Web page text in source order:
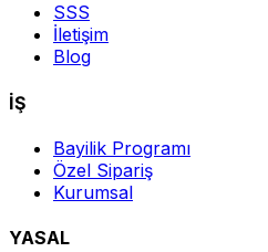
SSS
İletişim
Blog
İŞ
Bayilik Programı
Özel Sipariş
Kurumsal
YASAL